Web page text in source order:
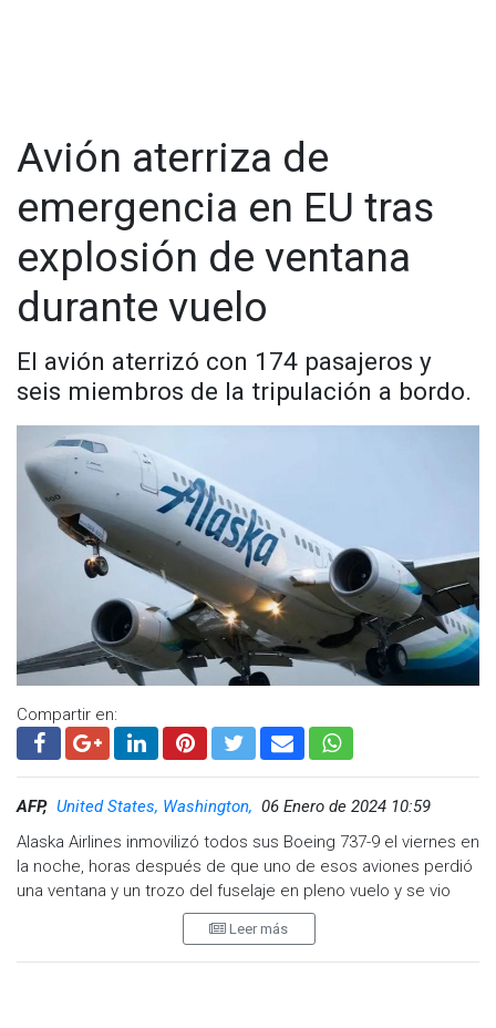
Avión aterriza de
emergencia en EU tras
explosión de ventana
durante vuelo
El avión aterrizó con 174 pasajeros y
seis miembros de la tripulación a bordo.
Compartir en:
AFP, United States, Washington, 06 Enero de 2024 10:59
Alaska Airlines inmovilizó todos sus Boeing 737-9 el viernes en
la noche, horas después de que uno de esos aviones perdió
una ventana y un trozo del fuselaje en pleno vuelo y se vio
obligado a realizar un aterrizaje de emergencia en Portland,
Oregon. No hubo heridos graves.
Leer más